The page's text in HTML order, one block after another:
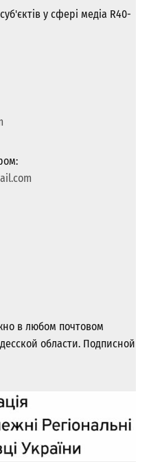
у сфері медіа R40-
в любом почтовом
области. Подписной